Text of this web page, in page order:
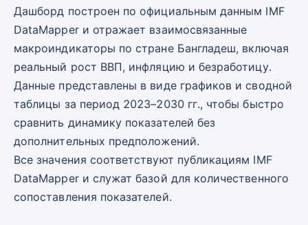
Дашборд построен по официальным данным IMF
DataMapper и отражает взаимосвязанные
макроиндикаторы по стране Бангладеш, включая
реальный рост ВВП, инфляцию и безработицу.
Данные представлены в виде графиков и сводной
таблицы за период 2023–2030 гг., чтобы быстро
сравнить динамику показателей без
дополнительных предположений.
Все значения соответствуют публикациям IMF
DataMapper и служат базой для количественного
сопоставления показателей.